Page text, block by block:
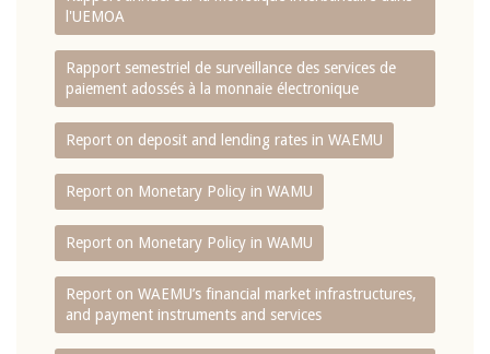
l'UEMOA
Rapport semestriel de surveillance des services de
paiement adossés à la monnaie électronique
Report on deposit and lending rates in WAEMU
Report on Monetary Policy in WAMU
Report on Monetary Policy in WAMU
Report on WAEMU’s financial market infrastructures,
and payment instruments and services